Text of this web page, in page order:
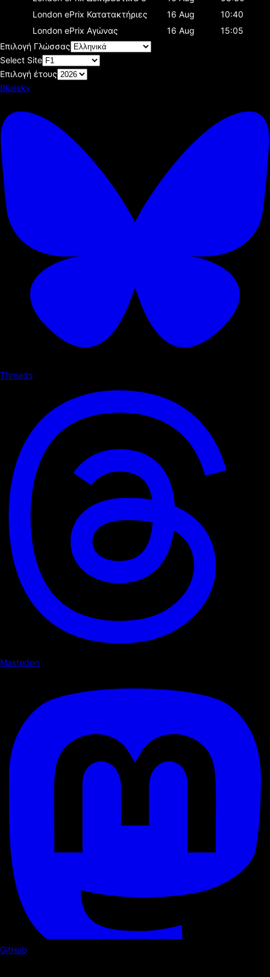
London ePrix Κατατακτήριες 16 Aug
10:40
London ePrix Αγώνας 16 Aug
15:05
Επιλογή Γλώσσας
Select Site
Επιλογή έτους
Bluesky
Threads
Mastodon
GitHub